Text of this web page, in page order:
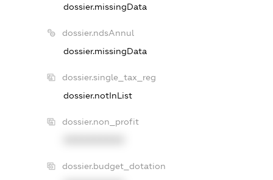
dossier.missingData
dossier.ndsAnnul
dossier.missingData
dossier.single_tax_reg
dossier.notInList
dossier.non_profit
dossier.budget_dotation